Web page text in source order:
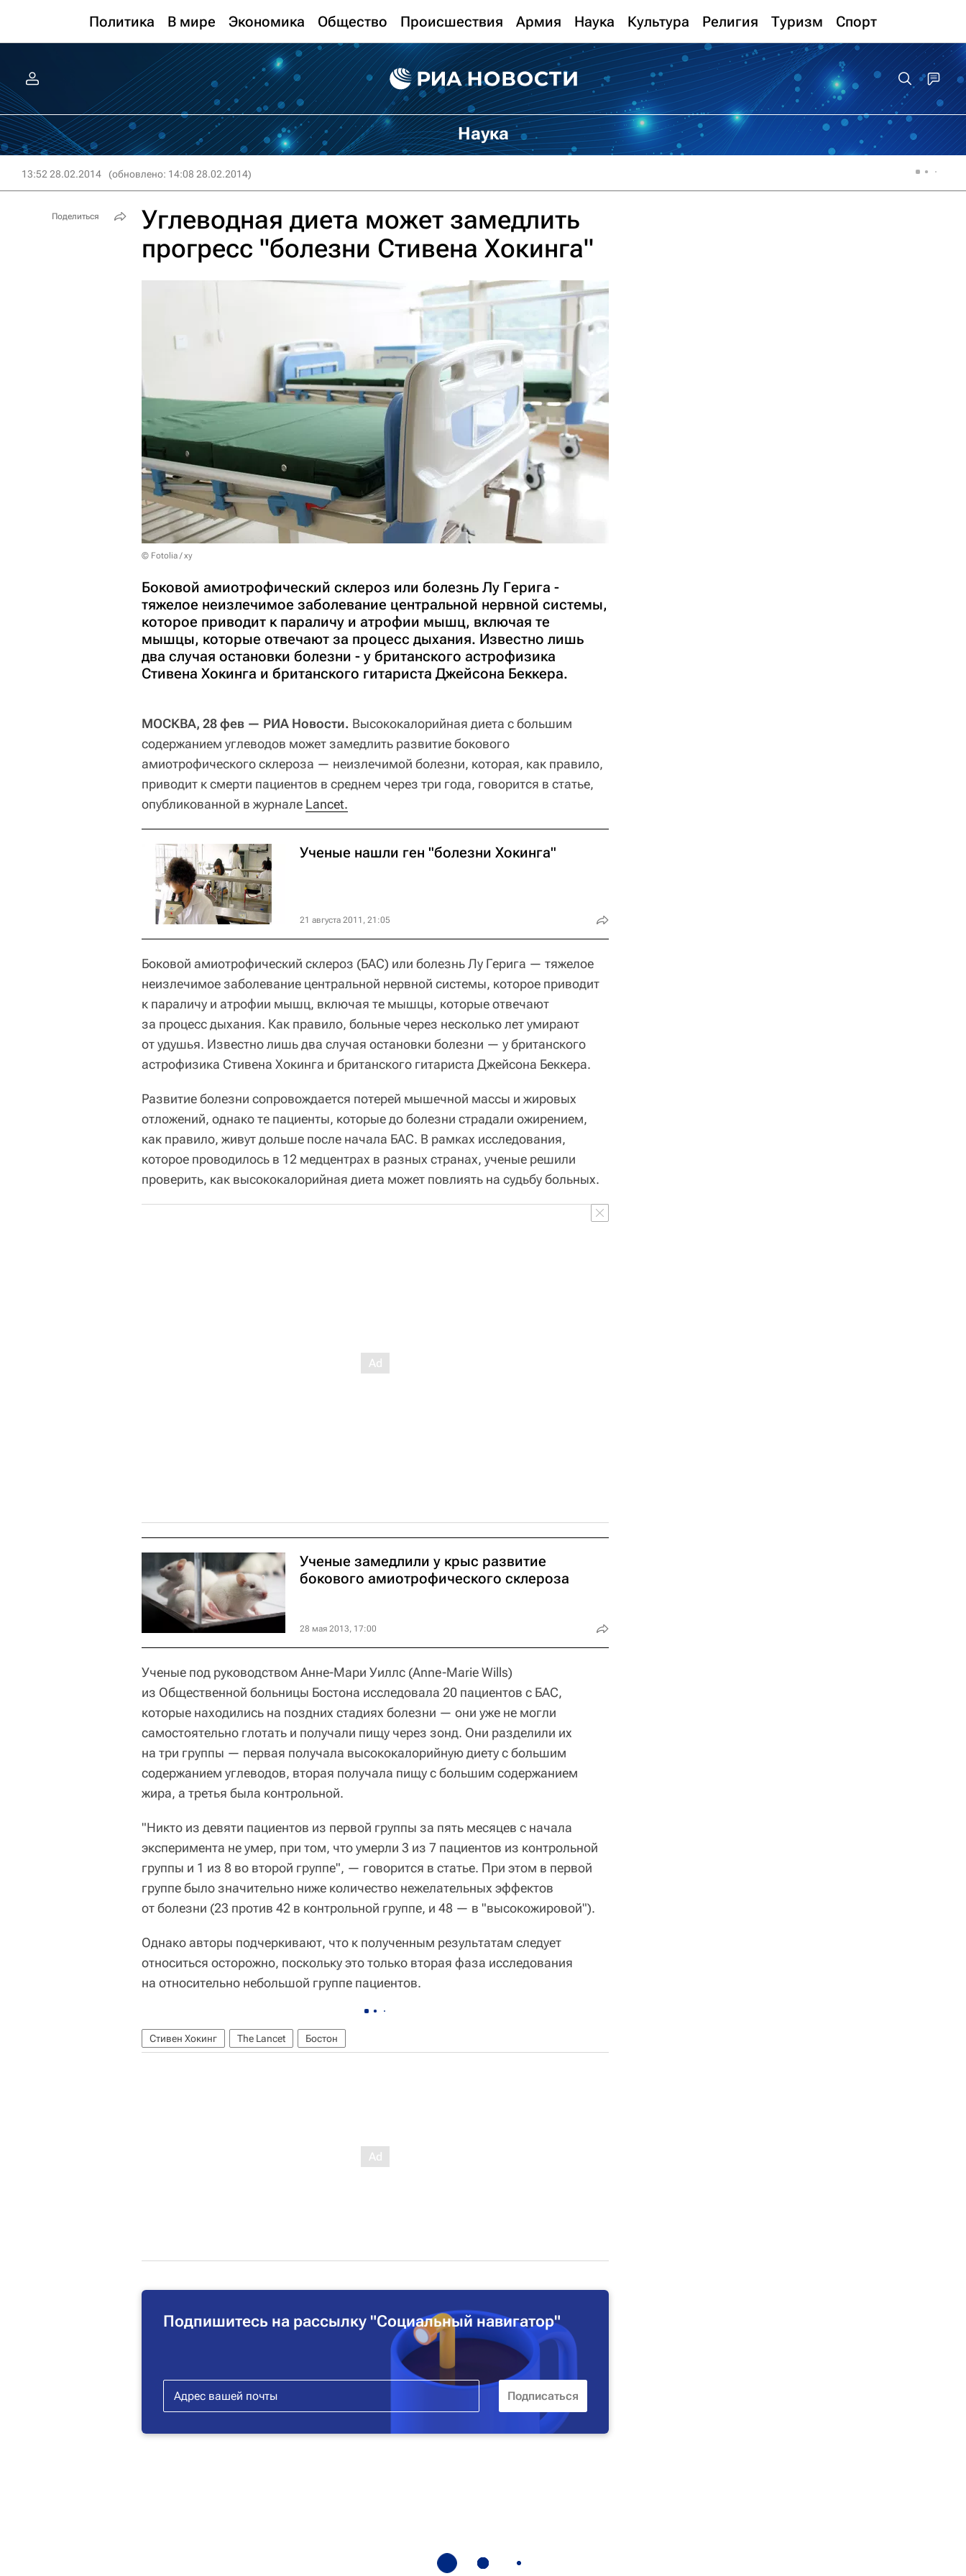
Политика В мире Экономика Общество Происшествия Армия Наука Культура Религия Туризм Спорт
Наука
13:52 28.02.2014 (обновлено: 14:08 28.02.2014)
Углеводная диета может замедлить
прогресс "болезни Стивена Хокинга"
© Fotolia / xy
Боковой амиотрофический склероз или болезнь Лу Герига -
тяжелое неизлечимое заболевание центральной нервной системы,
которое приводит к параличу и атрофии мышц, включая те
мышцы, которые отвечают за процесс дыхания. Известно лишь
два случая остановки болезни - у британского астрофизика
Стивена Хокинга и британского гитариста Джейсона Беккера.
МОСКВА, 28 фев — РИА Новости. Высококалорийная диета с большим
содержанием углеводов может замедлить развитие бокового
амиотрофического склероза — неизлечимой болезни, которая, как правило,
приводит к смерти пациентов в среднем через три года, говорится в статье,
опубликованной в журнале Lancet.
Ученые нашли ген "болезни Хокинга"
21 августа 2011, 21:05
Боковой амиотрофический склероз (БАС) или болезнь Лу Герига — тяжелое
неизлечимое заболевание центральной нервной системы, которое приводит
к параличу и атрофии мышц, включая те мышцы, которые отвечают
за процесс дыхания. Как правило, больные через несколько лет умирают
от удушья. Известно лишь два случая остановки болезни — у британского
астрофизика Стивена Хокинга и британского гитариста Джейсона Беккера.
Развитие болезни сопровождается потерей мышечной массы и жировых
отложений, однако те пациенты, которые до болезни страдали ожирением,
как правило, живут дольше после начала БАС. В рамках исследования,
которое проводилось в 12 медцентрах в разных странах, ученые решили
проверить, как высококалорийная диета может повлиять на судьбу больных.
Ученые замедлили у крыс развитие
бокового амиотрофического склероза
28 мая 2013, 17:00
Ученые под руководством Анне-Мари Уиллс (Anne-Marie Wills)
из Общественной больницы Бостона исследовала 20 пациентов с БАС,
которые находились на поздних стадиях болезни — они уже не могли
самостоятельно глотать и получали пищу через зонд. Они разделили их
на три группы — первая получала высококалорийную диету с большим
содержанием углеводов, вторая получала пищу с большим содержанием
жира, а третья была контрольной.
"Никто из девяти пациентов из первой группы за пять месяцев с начала
эксперимента не умер, при том, что умерли 3 из 7 пациентов из контрольной
группы и 1 из 8 во второй группе", — говорится в статье. При этом в первой
группе было значительно ниже количество нежелательных эффектов
от болезни (23 против 42 в контрольной группе, и 48 — в "высокожировой").
Однако авторы подчеркивают, что к полученным результатам следует
относиться осторожно, поскольку это только вторая фаза исследования
на относительно небольшой группе пациентов.
Стивен Хокинг The Lancet Бостон
Подпишитесь на рассылку "Социальный навигатор"
Поделиться